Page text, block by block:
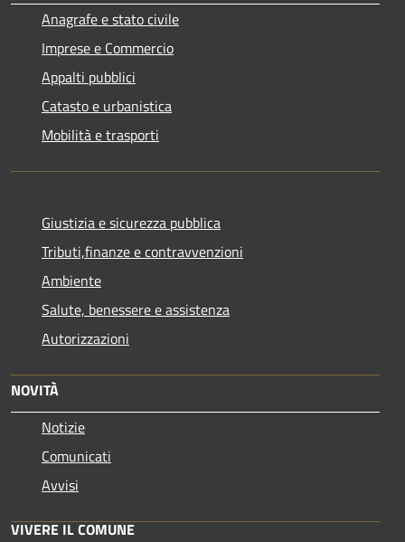
Anagrafe e stato civile
Imprese e Commercio
Appalti pubblici
Catasto e urbanistica
Mobilità e trasporti
Giustizia e sicurezza pubblica
Tributi,finanze e contravvenzioni
Ambiente
Salute, benessere e assistenza
Autorizzazioni
NOVITÀ
Notizie
Comunicati
Avvisi
VIVERE IL COMUNE